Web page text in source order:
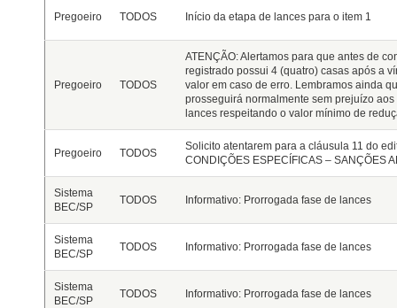
Pregoeiro TODOS Início da etapa de lances para o item 1
Pregoeiro TODOS
ATENÇÃO: Alertamos para que antes de
registrado possui 4 (quatro) casas após a
valor em caso de erro. Lembramos ainda
prosseguirá normalmente sem prejuízo
lances respeitando o valor mínimo de
Pregoeiro TODOS
Solicito atentarem para a cláusula 11 do
CONDIÇÕES ESPECÍFICAS – SANÇÕES
Sistema
BEC/SP
TODOS Informativo: Prorrogada fase de lances
Sistema
BEC/SP
TODOS Informativo: Prorrogada fase de lances
Sistema
BEC/SP
TODOS Informativo: Prorrogada fase de lances